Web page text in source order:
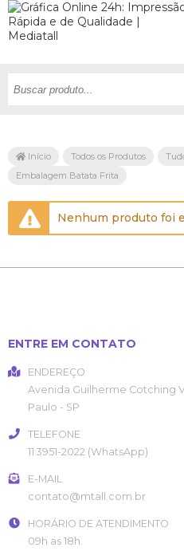
Início Todos os Produtos
Embalagem Batata Frita
Nenhum produto foi
ENTRE EM CONTATO
ENDEREÇO
Avenida Guilherme Cotching
Paulo - SP
TELEFONE
11 3951-2022 (WhatsApp)
E-MAIL
contato@mtall.com.br
HORÁRIO DE ATENDIMENTO
09h as 18h.